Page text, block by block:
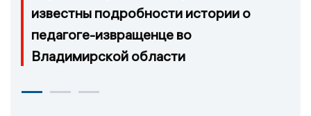
известны подробности истории о
педагоге-извращенце во
Владимирской области